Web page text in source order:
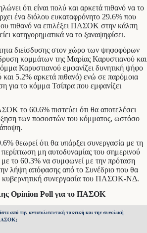
ότι είναι πολύ και αρκετά πιθανό να το
ένα διόλου ευκαταφρόνητο 29.6% που
πιθανό να επιλέξει ΠΑΣΟΚ στην κάλπη
κατηγορηματικά να το ξαναψηφίσει.
διείσδυσης στον χώρο των ψηφοφόρων
κομμάτων της Μαρίας Καρυστιανού και
Καρυστιανού εμφανίζει δυνητική ψήφο
5.2% αρκετά πιθανό) ενώ σε παρόμοια
για το κόμμα Τσίπρα που εμφανίζει
το 60.6% πιστεύει ότι θα αποτελέσει
των ποσοστών του κόμματος, ωστόσο
άποψη.
θεωρεί ότι θα υπάρξει συνεργασία με τη
μη αυτοδυναμίας του σημερινού
το 60.3% να συμφωνεί με την πρόταση
λήψη απόφασης από το Συνέδριο που θα
κυβερνητική συνεργασία του ΠΑΣΟΚ-ΝΔ.
Opinion Poll για το ΠΑΣΟΚ